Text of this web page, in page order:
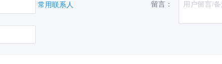
常用联系人 留言：